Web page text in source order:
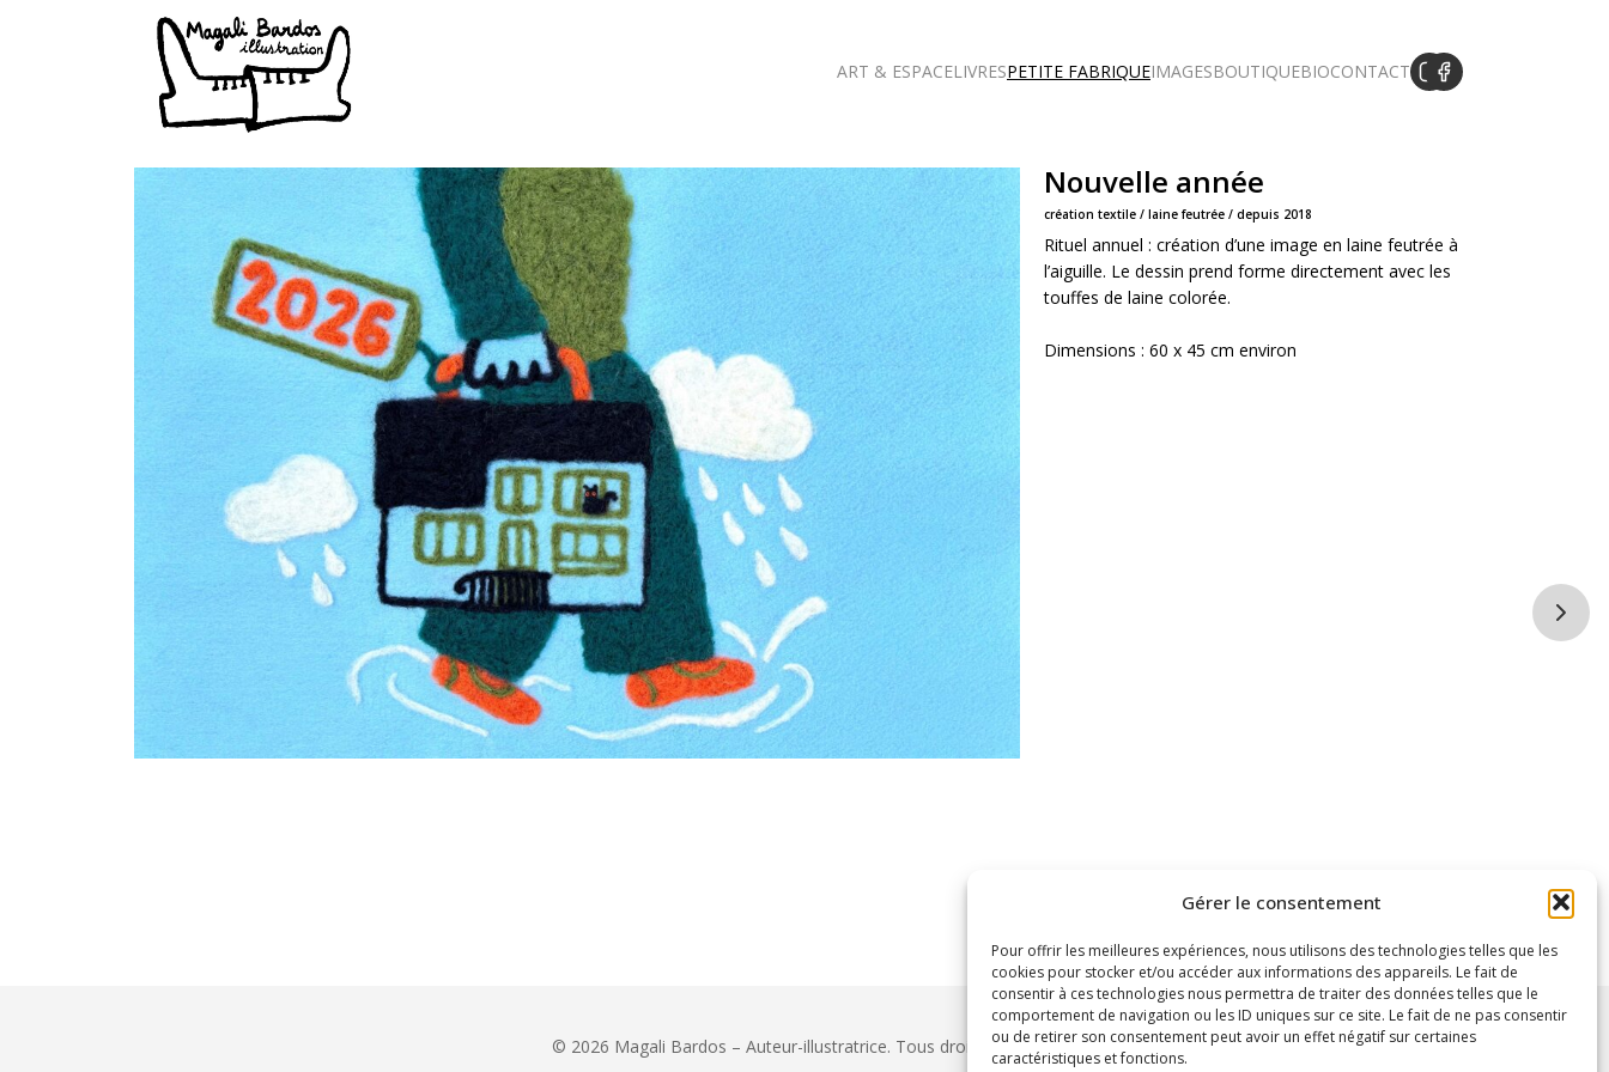
Gérer le consentement
Pour offrir les meilleures expériences, nous utilisons des technologies telles que les
cookies pour stocker et/ou accéder aux informations des appareils. Le fait de
consentir à ces technologies nous permettra de traiter des données telles que le
comportement de navigation ou les ID uniques sur ce site. Le fait de ne pas consentir
ou de retirer son consentement peut avoir un effet négatif sur certaines
caractéristiques et fonctions.
ART & ESPACELIVRESPETITE FABRIQUEIMAGESBOUTIQUEBIOCONTACT
Nouvelle année
création textile / laine feutrée / depuis 2018
Rituel annuel : création d’une image en laine feutrée à
l’aiguille. Le dessin prend forme directement avec les
touffes de laine colorée.
Dimensions : 60 x 45 cm environ
© 2026 Magali Bardos – Auteur-illustratrice. Tous droits réservés.